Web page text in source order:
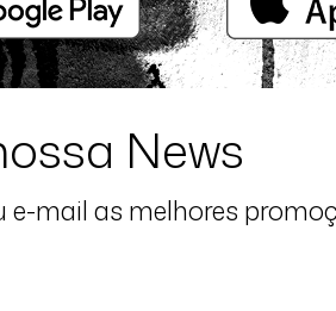
News
e-mail as melhores